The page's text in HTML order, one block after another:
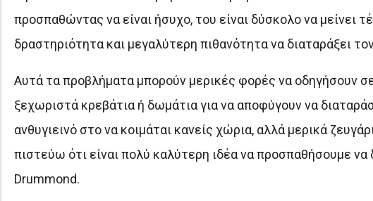
προσπαθώντας να είναι ήσυχο, του είναι δύσκολο να μείνει
δραστηριότητα και μεγαλύτερη πιθανότητα να διαταράξει
Αυτά τα προβλήματα μπορούν μερικές φορές να οδηγήσουν
ξεχωριστά κρεβάτια ή δωμάτια για να αποφύγουν να
ανθυγιεινό στο να κοιμάται κανείς χώρια, αλλά μερικά
πιστεύω ότι είναι πολύ καλύτερη ιδέα να προσπαθήσουμε
Drummond.